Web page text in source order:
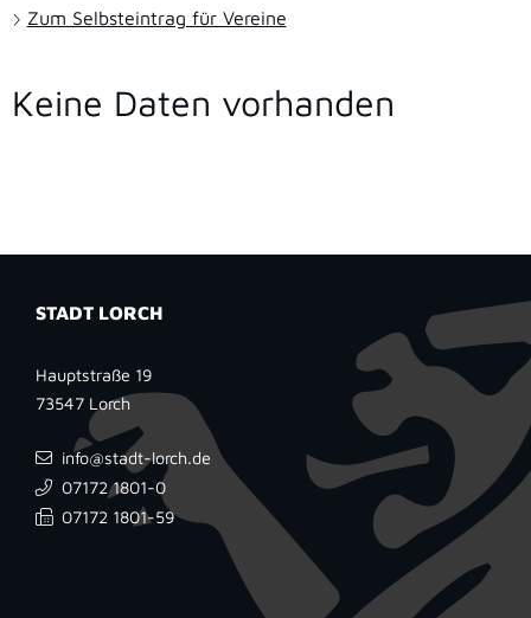
Zum Selbsteintrag für Vereine
Keine Daten vorhanden
STADT LORCH
Hauptstraße 19
73547 Lorch
info@stadt-lorch.de
07172 1801-0
07172 1801-59